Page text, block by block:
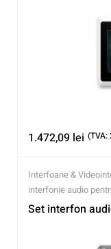
1.472,09 lei (TVA:
Interfoane &
interfonie audio
Set interfon